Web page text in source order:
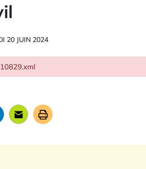
20 JUIN 2024